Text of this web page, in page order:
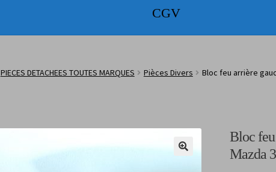
CGV
PIECES DETACHEES TOUTES MARQUES Pièces Divers Bloc feu arrière
Bloc
Mazda